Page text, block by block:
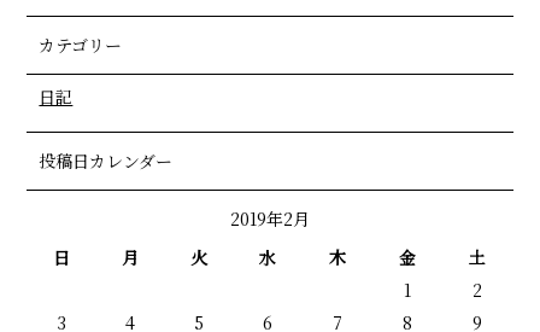
カテゴリー
日記
投稿日カレンダー
2019年2月
日
月 火 水 木 金
土
1
2
3
4 5 6 7 8 9